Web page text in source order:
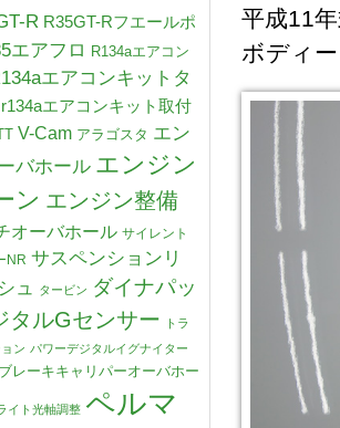
平成11
ボディ
R R35GT-Rフエールポ
エアフロ R134aエアコン
エアコンキットタ
r134aエアコンキット取付
V-Cam アラゴスタ エン
バホール エンジン
ン エンジン整備
オーバホール サイレント
NR サスペンションリ
ュ
タービン ダイナパッ
タルGセンサー
トラ
ン パワーデジタルイグナイター
ブレーキキャリパーオーバホー
イト光軸調整 ペルマ